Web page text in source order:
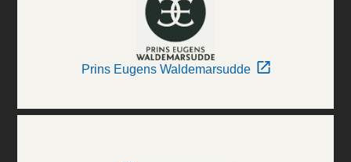
Prins Eugens Waldemarsudde